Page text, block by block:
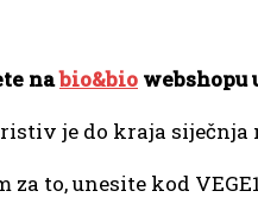
nabio&bio webshopu
je do kraja siječnja
to, unesite kod